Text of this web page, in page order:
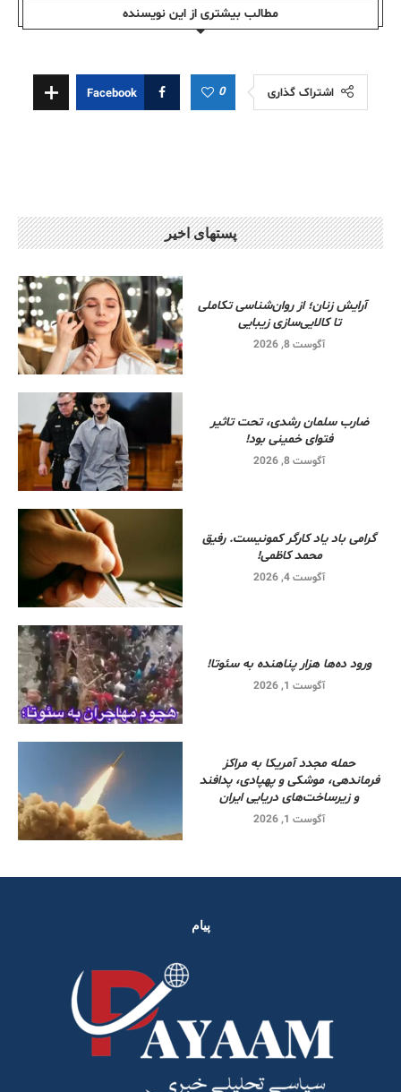
مطالب بیشتری از این نویسندە
اشتراک گذاری 0
Facebook
پستهای اخیر
آرایش زنان؛ از روان‌شناسی تکاملی
تا کالایی‌سازی زیبایی
آگوست 8, 2026
ضارب سلمان رشدی، تحت تاثیر
فتوای خمینی بود!
آگوست 8, 2026
گرامی باد یاد کارگر کمونیست. رفیق
محمد کاظمی!
آگوست 4, 2026
ورود ده‌ها هزار پناهنده به سئوتا!
آگوست 1, 2026
حمله مجدد آمریکا به مراکز
فرماندهی، موشکی و پهپادی، پدافند
و زیرساخت‌های دریایی ایران
آگوست 1, 2026
پیام